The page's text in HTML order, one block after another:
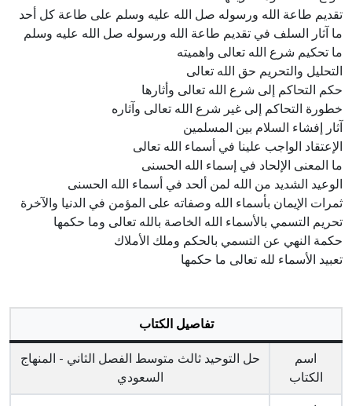
تقديم طاعة الله ورسوله صل الله عليه وسلم على طاعة كل أحد
ما آثار السلف في تقديم طاعة الله ورسوله صل الله عليه وسلم
ما تحكيم شرع الله تعالى واهميته
التحليل والتحريم حق الله تعالى
حكم التحاكم إلى شرع الله تعالى وأثارها
خطورة التحاكم إلى غير شرع الله تعالى وآثاره
آثار إفشاء السلام بين المسلمين
الإعتقاد الواجب علينا في أسماء الله تعالى
ما المعنى الإلحاد في إسماء الله الحسنى
الوعيد الشديد من الله لمن ألحد في أسماء الله الحسنى
ثمرات الإيمان بأسماء الله وصفاته على المؤمن في الدنيا والآخرة
تحريم التسمي بالأسماء الله الخاصة بالله تعالى وما حكمها
حكمة النهي عن التسمي بالحكم وملك الأملاك
تعبيد الأسماء لله تعالى ما حكمها
تفاصيل الكتاب
اسم
الكتاب
حل التوحيد ثالث متوسط الفصل الثاني - المنهاج
السعودي